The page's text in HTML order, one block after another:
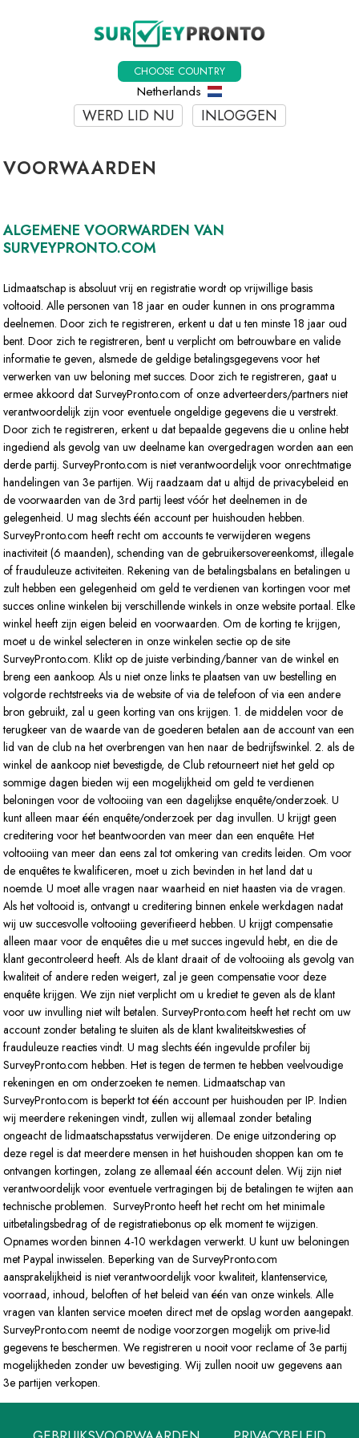
CHOOSE COUNTRY
Netherlands
WERD LID NU INLOGGEN
VOORWAARDEN
ALGEMENE VOORWARDEN VAN
SURVEYPRONTO.COM
Lidmaatschap is absoluut vrij en registratie wordt op vrijwillige basis
voltooid. Alle personen van 18 jaar en ouder kunnen in ons programma
deelnemen. Door zich te registreren, erkent u dat u ten minste 18 jaar oud
bent. Door zich te registreren, bent u verplicht om betrouwbare en valide
informatie te geven, alsmede de geldige betalingsgegevens voor het
verwerken van uw beloning met succes. Door zich te registreren, gaat u
ermee akkoord dat SurveyPronto.com of onze adverteerders/partners niet
verantwoordelijk zijn voor eventuele ongeldige gegevens die u verstrekt.
Door zich te registreren, erkent u dat bepaalde gegevens die u online hebt
ingediend als gevolg van uw deelname kan overgedragen worden aan een
derde partij. SurveyPronto.com is niet verantwoordelijk voor onrechtmatige
handelingen van 3e partijen. Wij raadzaam dat u altijd de privacybeleid en
de voorwaarden van de 3rd partij leest vóór het deelnemen in de
gelegenheid. U mag slechts één account per huishouden hebben.
SurveyPronto.com heeft recht om accounts te verwijderen wegens
inactiviteit (6 maanden), schending van de gebruikersovereenkomst, illegale
of frauduleuze activiteiten. Rekening van de betalingsbalans en betalingen u
zult hebben een gelegenheid om geld te verdienen van kortingen voor met
succes online winkelen bij verschillende winkels in onze website portaal. Elke
winkel heeft zijn eigen beleid en voorwaarden. Om de korting te krijgen,
moet u de winkel selecteren in onze winkelen sectie op de site
SurveyPronto.com. Klikt op de juiste verbinding/banner van de winkel en
breng een aankoop. Als u niet onze links te plaatsen van uw bestelling en
volgorde rechtstreeks via de website of via de telefoon of via een andere
bron gebruikt, zal u geen korting van ons krijgen. 1. de middelen voor de
terugkeer van de waarde van de goederen betalen aan de account van een
lid van de club na het overbrengen van hen naar de bedrijfswinkel. 2. als de
winkel de aankoop niet bevestigde, de Club retourneert niet het geld op
sommige dagen bieden wij een mogelijkheid om geld te verdienen
beloningen voor de voltooiing van een dagelijkse enquête/onderzoek. U
kunt alleen maar één enquête/onderzoek per dag invullen. U krijgt geen
creditering voor het beantwoorden van meer dan een enquête. Het
voltooiing van meer dan eens zal tot omkering van credits leiden. Om voor
de enquêtes te kwalificeren, moet u zich bevinden in het land dat u
noemde. U moet alle vragen naar waarheid en niet haasten via de vragen.
Als het voltooid is, ontvangt u creditering binnen enkele werkdagen nadat
wij uw succesvolle voltooiing geverifieerd hebben. U krijgt compensatie
alleen maar voor de enquêtes die u met succes ingevuld hebt, en die de
klant gecontroleerd heeft. Als de klant draait of de voltooiing als gevolg van
kwaliteit of andere reden weigert, zal je geen compensatie voor deze
enquête krijgen. We zijn niet verplicht om u krediet te geven als de klant
voor uw invulling niet wilt betalen. SurveyPronto.com heeft het recht om uw
account zonder betaling te sluiten als de klant kwaliteitskwesties of
frauduleuze reacties vindt. U mag slechts één ingevulde profiler bij
SurveyPronto.com hebben. Het is tegen de termen te hebben veelvoudige
rekeningen en om onderzoeken te nemen. Lidmaatschap van
SurveyPronto.com is beperkt tot één account per huishouden per IP. Indien
wij meerdere rekeningen vindt, zullen wij allemaal zonder betaling
ongeacht de lidmaatschapsstatus verwijderen. De enige uitzondering op
deze regel is dat meerdere mensen in het huishouden shoppen kan om te
ontvangen kortingen, zolang ze allemaal één account delen. Wij zijn niet
verantwoordelijk voor eventuele vertragingen bij de betalingen te wijten aan
technische problemen. SurveyPronto heeft het recht om het minimale
uitbetalingsbedrag of de registratiebonus op elk moment te wijzigen.
Opnames worden binnen 4-10 werkdagen verwerkt. U kunt uw beloningen
met Paypal inwisselen. Beperking van de SurveyPronto.com
aansprakelijkheid is niet verantwoordelijk voor kwaliteit, klantenservice,
voorraad, inhoud, beloften of het beleid van één van onze winkels. Alle
vragen van klanten service moeten direct met de opslag worden aangepakt.
SurveyPronto.com neemt de nodige voorzorgen mogelijk om prive-lid
gegevens te beschermen. We registreren u nooit voor reclame of 3e partij
mogelijkheden zonder uw bevestiging. Wij zullen nooit uw gegevens aan
3e partijen verkopen.